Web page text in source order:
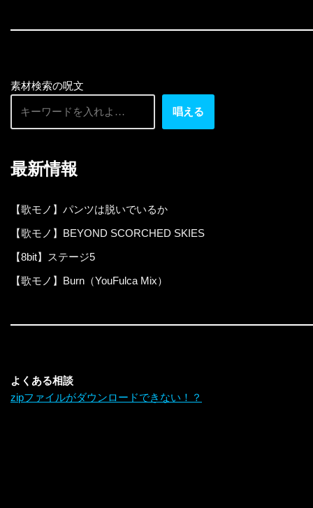
素材検索の呪文
唱える
最新情報
【歌モノ】パンツは脱いでいるか
【歌モノ】BEYOND SCORCHED SKIES
【8bit】ステージ5
【歌モノ】Burn（YouFulca Mix）
よくある相談
zipファイルがダウンロードできない！？